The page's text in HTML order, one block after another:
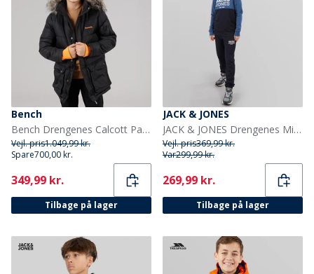
Bench
Bench Drengenes Calcott Parka Jakke Sort
Vejl. pris1.049,99 kr.
Spare700,00 kr.
Current
349,99 kr.
Tilbage på lager
JACK & JONES
JACK & JONES Drengenes Miller Træningsdragt Ensign Blå
Vejl. pris369,99 kr.
Var299,99 kr.
Current
269,99 kr.
Tilbage på lager